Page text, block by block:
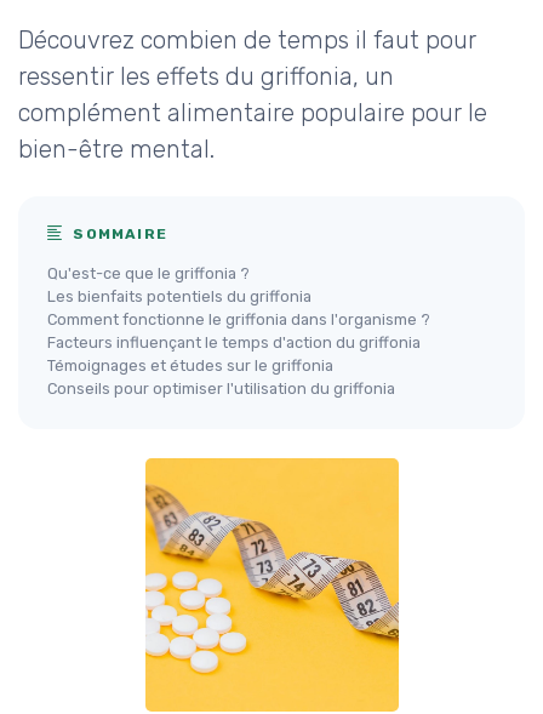
Découvrez combien de temps il faut pour
ressentir les effets du griffonia, un
complément alimentaire populaire pour le
bien-être mental.
SOMMAIRE
Qu'est-ce que le griffonia ?
Les bienfaits potentiels du griffonia
Comment fonctionne le griffonia dans l'organisme ?
Facteurs influençant le temps d'action du griffonia
Témoignages et études sur le griffonia
Conseils pour optimiser l'utilisation du griffonia